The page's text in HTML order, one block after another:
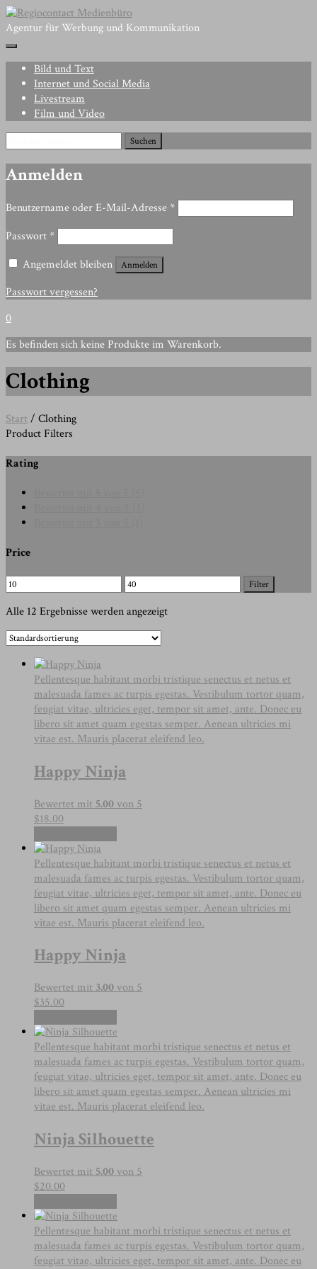
Skip
to
content
Agentur für Werbung und Kommunikation
Bild und Text
Internet und Social Media
Livestream
Film und Video
nach:
Suchen
Anmelden
Benutzername oder E-Mail-Adresse *
Passwort *
Angemeldet bleiben
Anmelden
Passwort vergessen?
0
Es befinden sich keine Produkte im Warenkorb.
Clothing
Start / Clothing
Product Filters
Rating
Price
Min.
Preis
Max.
Preis
Filter
Alle 12 Ergebnisse werden angezeigt
Pellentesque habitant morbi tristique senectus et netus et
malesuada fames ac turpis egestas. Vestibulum tortor quam,
feugiat vitae, ultricies eget, tempor sit amet, ante. Donec eu
libero sit amet quam egestas semper. Aenean ultricies mi
vitae est. Mauris placerat eleifend leo.
Happy Ninja
Bewertet mit 5.00von 5
$18.00
Pellentesque habitant morbi tristique senectus et netus et
malesuada fames ac turpis egestas. Vestibulum tortor quam,
feugiat vitae, ultricies eget, tempor sit amet, ante. Donec eu
libero sit amet quam egestas semper. Aenean ultricies mi
vitae est. Mauris placerat eleifend leo.
Happy Ninja
Bewertet mit3.00von 5
$35.00
Pellentesque habitant morbi tristique senectus et netus et
malesuada fames ac turpis egestas. Vestibulum tortor quam,
feugiat vitae, ultricies eget, tempor sit amet, ante. Donec eu
libero sit amet quam egestas semper. Aenean ultricies mi
vitae est. Mauris placerat eleifend leo.
Ninja Silhouette
Bewertet mit 5.00von 5
$20.00
Pellentesque habitant morbi tristique senectus et netus et
malesuada fames ac turpis egestas. Vestibulum tortor quam,
feugiat vitae, ultricies eget, tempor sit amet, ante. Donec eu